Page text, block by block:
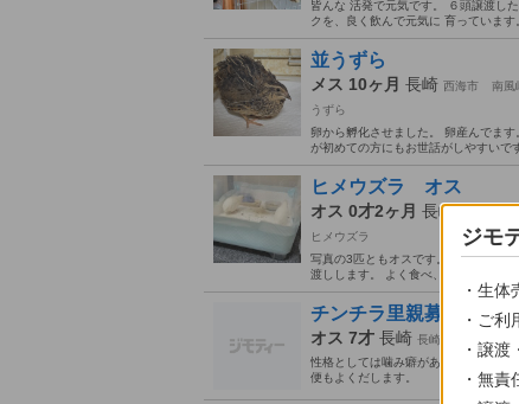
皆んな 活発で元気です。 ６頭譲渡し
クを、良く飲んで元気に 育っていま
並うずら
メス 10ヶ月 長崎 西海市 南風
うずら
卵から孵化させました。 卵産んでま
が初めての方にもお世話がしやすい
ヒメウズラ オス
オス 0才2ヶ月 長崎
ヒメウズラ
写真の3匹ともオスです。 触られたり
渡しします。 よく食べ、よく動き回
チンチラ里親募集
オス 7才 長崎 長崎市 長崎駅
性格としては噛み癖がありはしますが
便もよくだします。
ジモ
・生
・ご
・譲
・無